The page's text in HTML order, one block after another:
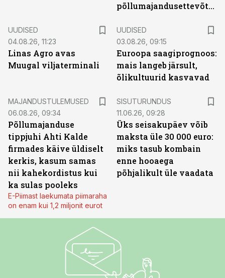
põllumajandusettevõtted
UUDISED
04.08.26, 11:23
Linas Agro avas
Muugal viljaterminali
UUDISED
03.08.26, 09:15
Euroopa saagiprognoos:
mais langeb järsult,
õlikultuurid kasvavad
MAJANDUSTULEMUSED
06.08.26, 09:34
Põllumajanduse
tippjuhi Ahti Kalde
firmades käive üldiselt
kerkis, kasum samas
nii kahekordistus kui
ka sulas pooleks
E-Piimast laekumata piimaraha
on enam kui 1,2 miljonit eurot
SISUTURUNDUS
11.06.26, 09:28
Üks seisakupäev võib
maksta üle 30 000 euro:
miks tasub kombain
enne hooaega
põhjalikult üle vaadata